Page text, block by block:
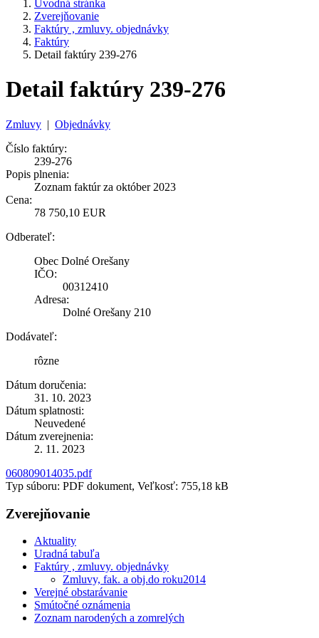
Úvodná stránka
Zverejňovanie
Faktúry , zmluvy. objednávky
Faktúry
Detail faktúry 239-276
Detail faktúry 239-276
Zmluvy | Objednávky
Číslo faktúry:
239-276
Popis plnenia:
Zoznam faktúr za október 2023
Cena:
78 750,10 EUR
Odberateľ:
Obec Dolné Orešany
IČO:
00312410
Adresa:
Dolné Orešany 210
Dodávateľ:
rôzne
Dátum doručenia:
31. 10. 2023
Dátum splatnosti:
Neuvedené
Dátum zverejnenia:
2. 11. 2023
060809014035.pdf
Typ súboru: PDF dokument, Veľkosť: 755,18 kB
Zverejňovanie
Aktuality
Uradná tabuľa
Faktúry , zmluvy. objednávky
Zmluvy, fak. a obj.do roku2014
Verejné obstarávanie
Smútočné oznámenia
Zoznam narodených a zomrelých